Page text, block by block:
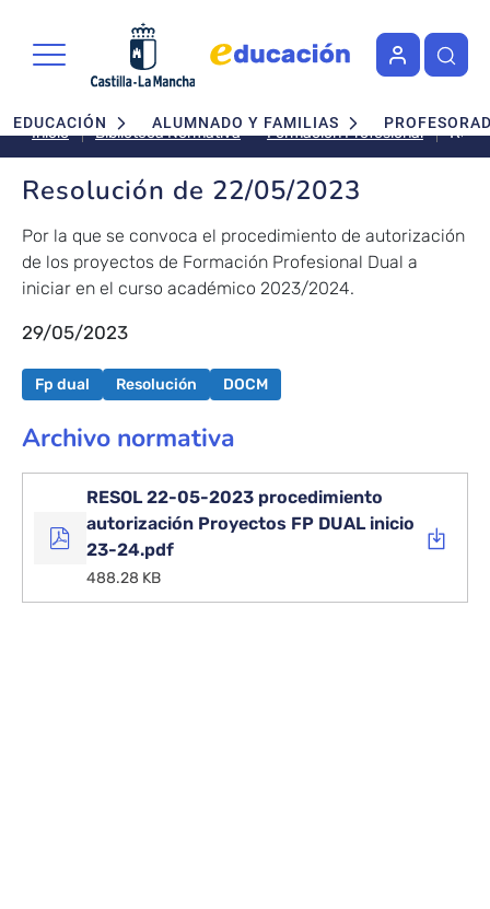
Navegación principal
EDUCACIÓN ALUMNADO Y FAMILIAS
Inicio Biblioteca Normativa Formación Profesional
de
Resolución de 22/05/2023
Por la que se convoca el procedimiento de autorización
de los proyectos de Formación Profesional Dual a
iniciar en el curso académico 2023/2024.
29/05/2023
Fp dual Resolución DOCM
Archivo normativa
RESOL 22-05-2023 procedimiento
autorización Proyectos FP DUAL inicio
23-24.pdf
488.28 KB